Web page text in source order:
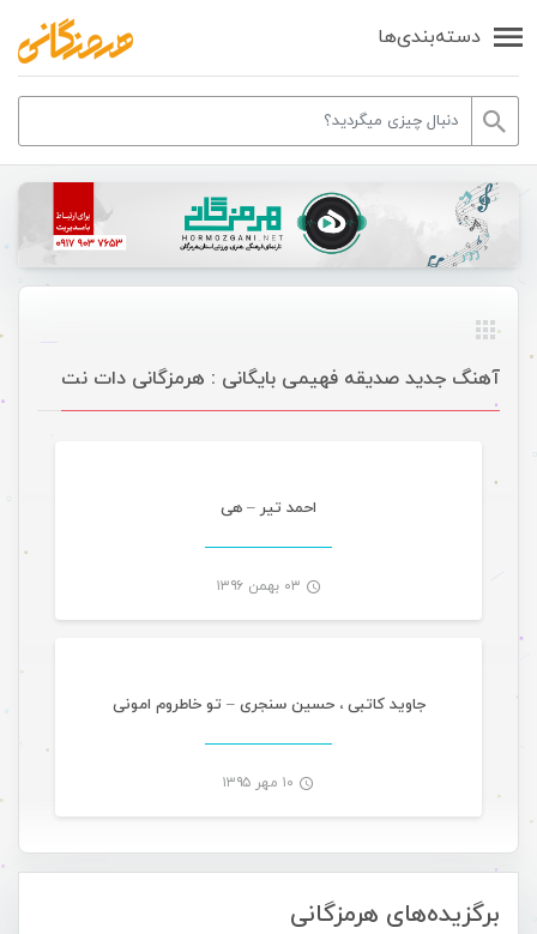
دسته‌بندی‌ها
برگزیده‌های هرمزگانی
آهنگ جدید صدیقه فهیمی بایگانی : هرمزگانی دات نت
احمد تیر – هی
۰۳ بهمن ۱۳۹۶
جاوید کاتبی ، حسین سنجری – تو خاطروم امونی
۱۰ مهر ۱۳۹۵